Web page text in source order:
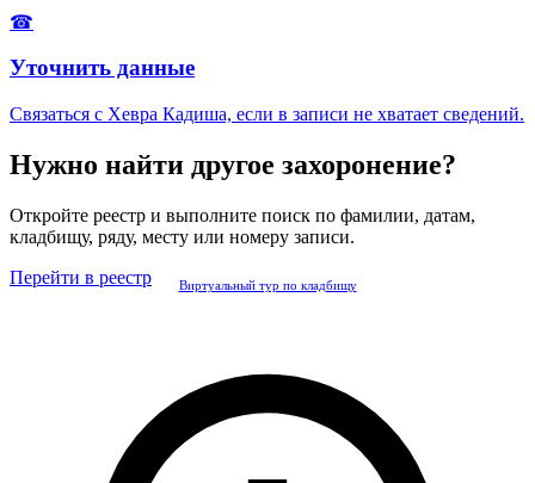
☎
Уточнить данные
Связаться с Хевра Кадиша, если в записи не хватает сведений.
Нужно найти другое захоронение?
Откройте реестр и выполните поиск по фамилии, датам,
кладбищу, ряду, месту или номеру записи.
Перейти в реестр
Виртуальный тур по кладбищу